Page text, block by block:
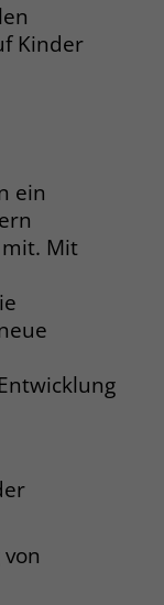
Kinder
ein
Mit
is used to